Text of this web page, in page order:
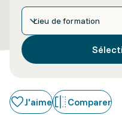
Lieu de formation
J'aime Comparer